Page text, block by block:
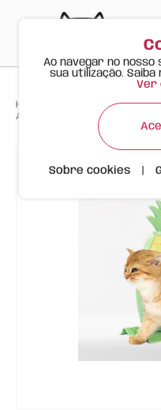
Happy Meow Produtos > >
Arranhador para Gato em
Ao navegar no
sua utilização. Saiba
Ver
Sobre cookies